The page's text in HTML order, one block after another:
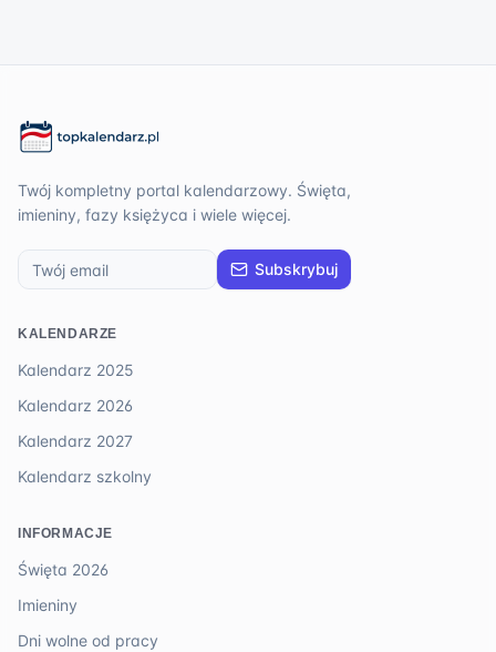
Twój kompletny portal kalendarzowy. Święta,
imieniny, fazy księżyca i wiele więcej.
Subskrybuj
KALENDARZE
Kalendarz 2025
Kalendarz 2026
Kalendarz 2027
Kalendarz szkolny
INFORMACJE
Święta 2026
Imieniny
Dni wolne od pracy